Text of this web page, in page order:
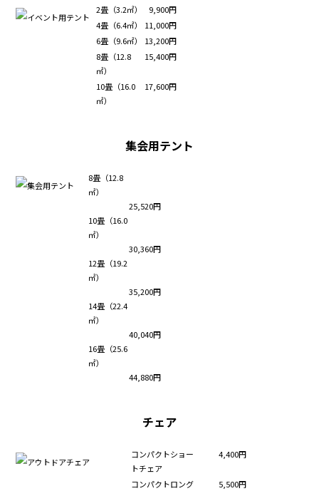
2畳（3.2㎡）
9,900円
4畳（6.4㎡）
11,000円
6畳（9.6㎡）
13,200円
8畳（12.8
㎡）
15,400円
10畳（16.0
㎡）
17,600円
集会用テント
8畳（12.8
㎡）
25,520円
10畳（16.0
㎡）
30,360円
12畳（19.2
㎡）
35,200円
14畳（22.4
㎡）
40,040円
16畳（25.6
㎡）
44,880円
チェア
コンパクトショー
トチェア
4,400円
コンパクトロング
5,500円